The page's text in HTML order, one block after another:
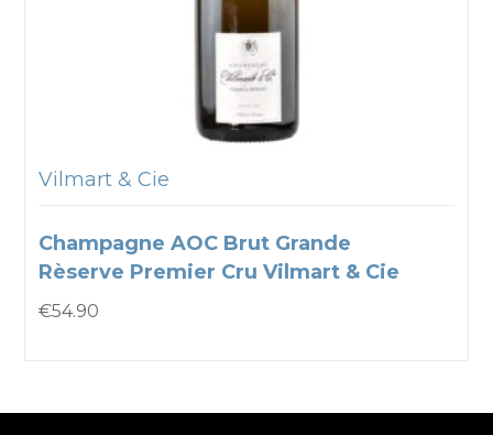
Vilmart & Cie
Champagne AOC Brut Grande
Rèserve Premier Cru Vilmart & Cie
€54.90